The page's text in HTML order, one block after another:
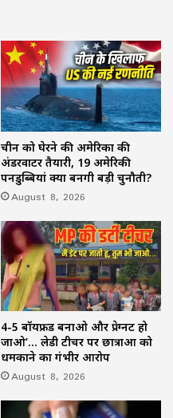
चीन को घेरने की अमेरिका की
अंडरवाटर तैयारी, 19 अमेरिकी
पनडुब्बियां क्यों बनेंगी बड़ी चुनौती?
August 8, 2026
4-5 बॉयफ्रेंड बनाओ और प्रेग्नेंट हो
जाओ’… लेडी टीचर पर छात्राओं को
धमकाने का गंभीर आरोप
August 8, 2026